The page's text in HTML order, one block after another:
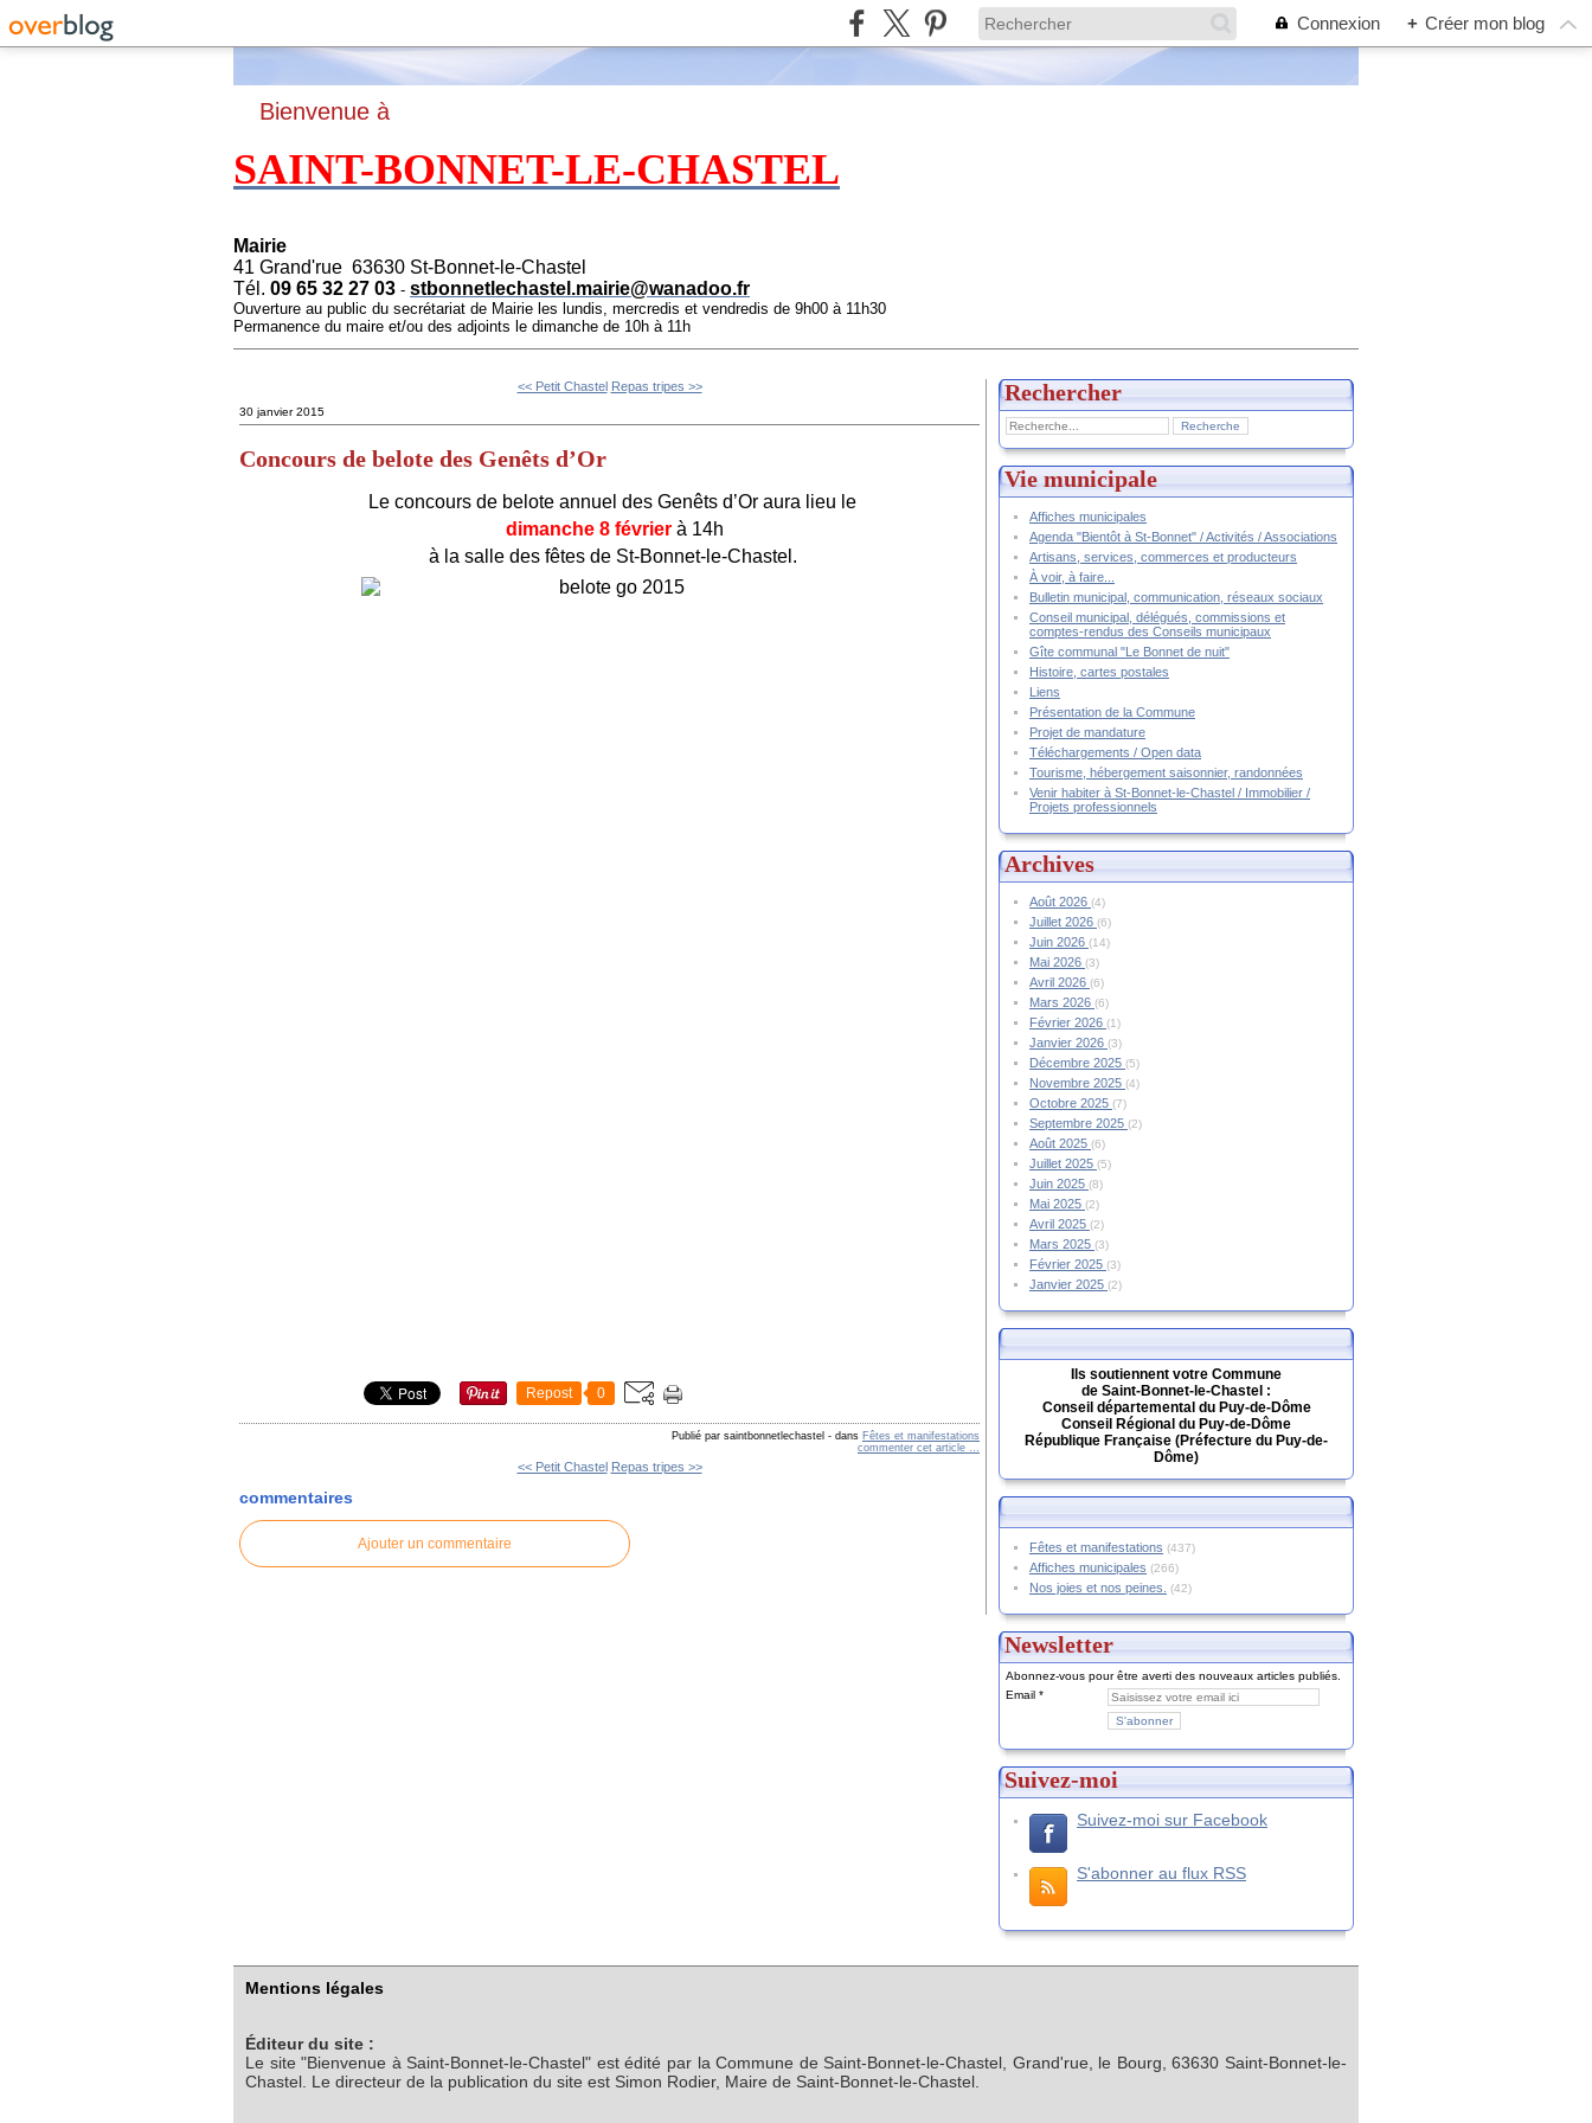
Connexion + Créer mon blog
Bienvenue à
SAINT-BONNET-LE-CHASTEL
Mairie
41 Grand'rue 63630 St-Bonnet-le-Chastel
Tél. 09 65 32 27 03 - stbonnetlechastel.mairie@wanadoo.fr
Ouverture au public du secrétariat de Mairie les lundis, mercredis et vendredis de 9h00 à 11h30
Permanence du maire et/ou des adjoints le dimanche de 10h à 11h
<< Petit Chastel Repas tripes >>
30 janvier 2015
Concours de belote des Genêts d’Or
Le concours de belote annuel des Genêts d’Or aura lieu le
dimanche 8 février à 14h
à la salle des fêtes de St-Bonnet-le-Chastel.
Repost 0
Publié par saintbonnetlechastel - dans Fêtes et manifestations
commenter cet article …
<< Petit Chastel Repas tripes >>
commentaires
Ajouter un commentaire
Rechercher
Vie municipale
Affiches municipales
Agenda "Bientôt à St-Bonnet" / Activités / Associations
Artisans, services, commerces et producteurs
À voir, à faire...
Bulletin municipal, communication, réseaux sociaux
Conseil municipal, délégués, commissions et
comptes-rendus des Conseils municipaux
Gîte communal "Le Bonnet de nuit"
Histoire, cartes postales
Liens
Présentation de la Commune
Projet de mandature
Téléchargements / Open data
Tourisme, hébergement saisonnier, randonnées
Venir habiter à St-Bonnet-le-Chastel / Immobilier /
Projets professionnels
Archives
Août 2026 (4)
Juillet 2026 (6)
Juin 2026 (14)
Mai 2026 (3)
Avril 2026 (6)
Mars 2026 (6)
Février 2026 (1)
Janvier 2026 (3)
Décembre 2025 (5)
Novembre 2025 (4)
Octobre 2025 (7)
Septembre 2025 (2)
Août 2025 (6)
Juillet 2025 (5)
Juin 2025 (8)
Mai 2025 (2)
Avril 2025 (2)
Mars 2025 (3)
Février 2025 (3)
Janvier 2025 (2)
Ils soutiennent votre Commune
de Saint-Bonnet-le-Chastel :
Conseil départemental du Puy-de-Dôme
Conseil Régional du Puy-de-Dôme
République Française (Préfecture du Puy-de-
Dôme)
Fêtes et manifestations (437)
Affiches municipales (266)
Nos joies et nos peines. (42)
Newsletter
Abonnez-vous pour être averti des nouveaux articles publiés.
Email
Suivez-moi
Suivez-moi sur Facebook
S'abonner au flux RSS
Mentions légales
Éditeur du site :
Le site "Bienvenue à Saint-Bonnet-le-Chastel" est édité par la Commune de Saint-Bonnet-le-Chastel, Grand'rue, le Bourg, 63630 Saint-Bonnet-le-
Chastel. Le directeur de la publication du site est Simon Rodier, Maire de Saint-Bonnet-le-Chastel.